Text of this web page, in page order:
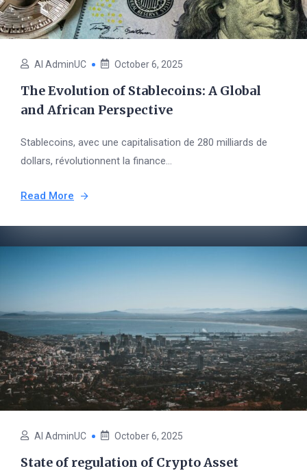
AI AdminUC October 6, 2025
The Evolution of Stablecoins: A Global
and African Perspective
Stablecoins, avec une capitalisation de 280 milliards de
dollars, révolutionnent la finance...
Read More
AI AdminUC October 6, 2025
State of regulation of Crypto Asset